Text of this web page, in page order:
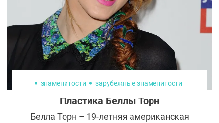
на вооружение.
знаменитости зарубежные знаменитости
Пластика Беллы Торн
Белла Торн – 19-летняя американская